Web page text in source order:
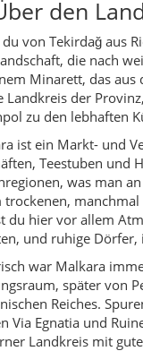
war Malkara
später von
Reiches.
Via Egnatia und
Landkreis mit
einer anatolisch-
oder zur Ägäis
und alten Ruinen.
&
von Malkara ist
oder anderen
Auf
und Ernten,